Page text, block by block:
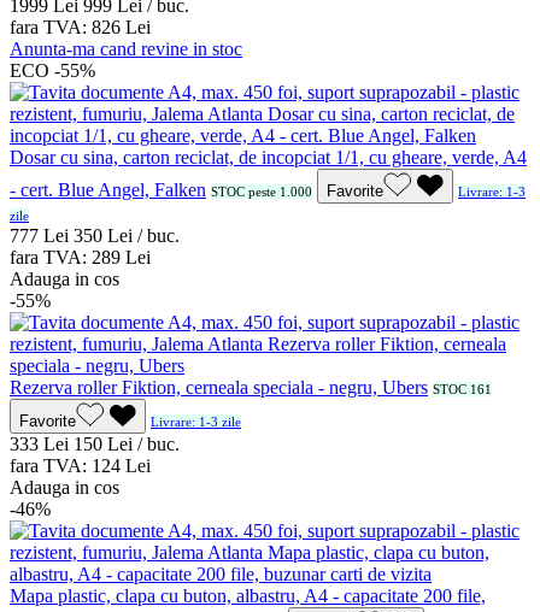
1999 Lei 999
Lei / buc.
fara TVA: 826 Lei
Anunta-ma cand revine in stoc
ECO -55%
Dosar cu sina, carton reciclat, de incopciat 1/1, cu gheare, verde, A4
- cert. Blue Angel, Falken STOC peste 1.000 Favorite
Livrare: 1-3
zile
777 Lei 350 Lei / buc.
fara TVA: 289 Lei
Adauga in cos
-55%
Rezerva roller Fiktion, cerneala speciala - negru, Ubers STOC 161
Favorite Livrare: 1-3 zile
333 Lei 1 50 Lei / buc.
fara TVA: 1 24 Lei
Adauga in cos
-46%
Mapa plastic, clapa cu buton, albastru, A4 - capacitate 200 file,